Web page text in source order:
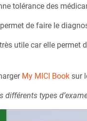
tolérance des
de faire le
utile car elle permet
My MICI Book sur
différents types